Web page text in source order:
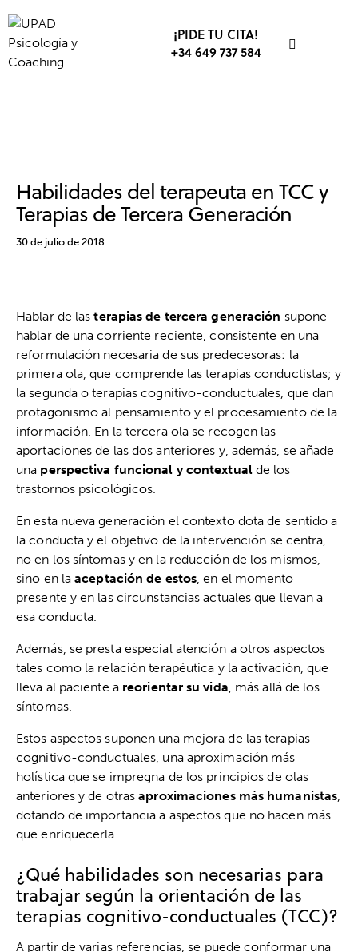
¡PIDE TU CITA!
+34 649 737 584
Habilidades del terapeuta en TCC y
Terapias de Tercera Generación
30 de julio de 2018
Hablar de lasterapias de tercera generación supone
hablar de una corriente reciente, consistente en una
reformulación necesaria de sus predecesoras: la
primera ola, que comprende las terapias conductistas; y
la segunda o terapias cognitivo-conductuales, que dan
protagonismo al pensamiento y el procesamiento de la
información. En la tercera ola se recogen las
aportaciones de las dos anteriores y, además, se añade
una perspectiva funcional y contextualde los
trastornos psicológicos.
En esta nueva generación el contexto dota de sentido a
la conducta y el objetivo de la intervención se centra,
no en los síntomas y en la reducción de los mismos,
sino en laaceptación de estos, en el momento
presente y en las circunstancias actuales que llevan a
esa conducta.
Además, se presta especial atención a otros aspectos
tales como la relación terapéutica y la activación, que
lleva al paciente a reorientar su vida, más allá de los
síntomas.
Estos aspectos suponen una mejora de las terapias
cognitivo-conductuales, una aproximación más
holística que se impregna de los principios de olas
anteriores y de otrasaproximaciones más humanistas,
dotando de importancia a aspectos que no hacen más
que enriquecerla.
¿Qué habilidades son necesarias para
trabajar según la orientación de las
terapias cognitivo-conductuales (TCC)?
A partir de varias referencias, se puede conformar una